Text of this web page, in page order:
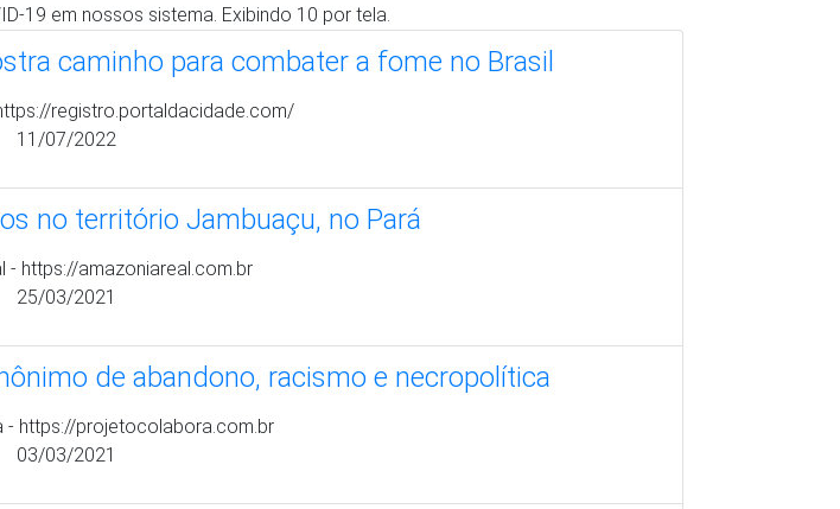
quilombolas durante a pandemia
www.conectas.org/noticias
18/02/2021
afro-brasileiros contra Covid-19
port.pravda.ru/news/russa
13/02/2021
tradicionais diante do vírus
- outraspalavras.net
19/03/2020